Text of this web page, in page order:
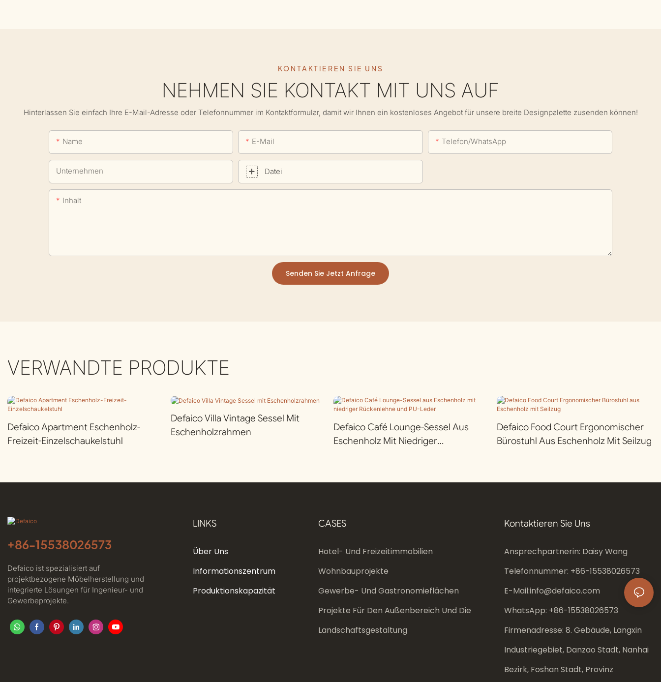
KONTAKTIEREN SIE UNS
NEHMEN SIE KONTAKT MIT UNS AUF
Hinterlassen Sie einfach Ihre E-Mail-Adresse oder Telefonnummer im Kontaktformular, damit wir Ihnen ein kostenloses Angebot für unsere breite Designpalette zusenden können!
Name E-Mail Telefon/WhatsApp
Unternehmen Datei
Inhalt
Senden Sie Jetzt Anfrage
VERWANDTE PRODUKTE
Defaico Apartment Eschenholz-
Freizeit-Einzelschaukelstuhl
Defaico Villa Vintage Sessel Mit
Eschenholzrahmen
Defaico Café Lounge-Sessel Aus
Eschenholz Mit Niedriger
Defaico Food Court Ergonomischer
Bürostuhl Aus Eschenholz Mit Seilzug
+86-15538026573
Defaico ist spezialisiert auf
projektbezogene Möbelherstellung und
integrierte Lösungen für Ingenieur- und
Gewerbeprojekte.
LINKS
Über Uns
Informationszentrum
Produktionskapazität
CASES
Hotel- Und Freizeitimmobilien
Wohnbauprojekte
Gewerbe- Und Gastronomieflächen
Projekte Für Den Außenbereich Und Die
Landschaftsgestaltung
Kontaktieren Sie Uns
Ansprechpartnerin: Daisy Wang
Telefonnummer: +86-15538026573
E-Mail:info@defaico.com
WhatsApp: +86-15538026573
Firmenadresse: 8. Gebäude, Langxin
Industriegebiet, Danzao Stadt, Nanhai
Bezirk, Foshan Stadt, Provinz